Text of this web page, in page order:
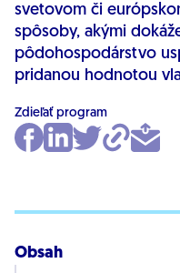
svetovom či
spôsoby, akými
pôdohospodárstvo
pridanou hodnotou
Zdieľať program
Obsah